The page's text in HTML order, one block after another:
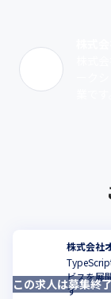
株式会社
ビスを展
す
この求人は募集終